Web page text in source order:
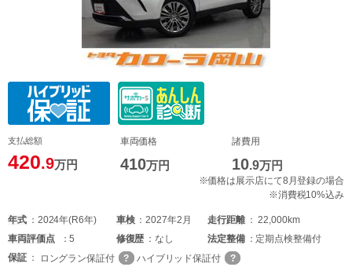
支払総額
420.9万円
車両価格
410万円
諸費用
10.9万円
※価格は展示店にて8月登録の場合
※消費税10%込み
年式 2024年(R6年) 車検 2027年2月 走行距離
22,000km
車両評価点 5 修復歴 なし 法定整備
定期点検整備付
保証
ロングラン保証付 ハイブリッド保証付